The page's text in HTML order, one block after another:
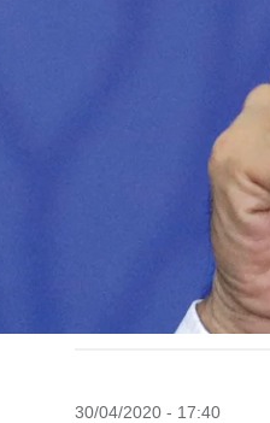
30/04/2020 - 17:40